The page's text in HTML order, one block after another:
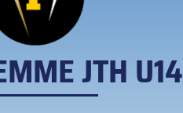
JTH U14